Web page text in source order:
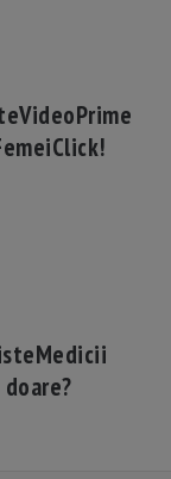
VideoPrime
Click!
Medicii